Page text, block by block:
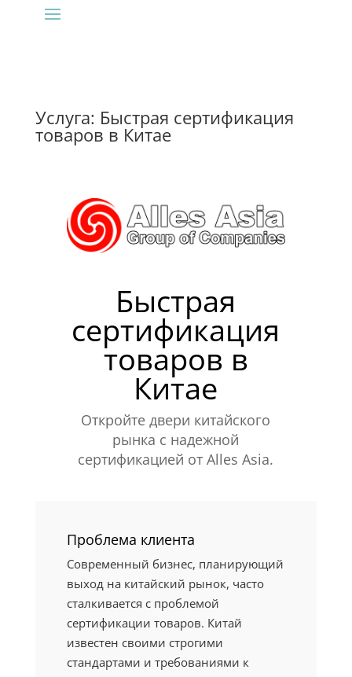
Услуга: Быстрая сертификация
товаров в Китае
Быстрая
сертификация
товаров в
Китае
Откройте двери китайского
рынка с надежной
сертификацией от Alles Asia.
Проблема клиента
Современный бизнес, планирующий
выход на китайский рынок, часто
сталкивается с проблемой
сертификации товаров. Китай
известен своими строгими
стандартами и требованиями к